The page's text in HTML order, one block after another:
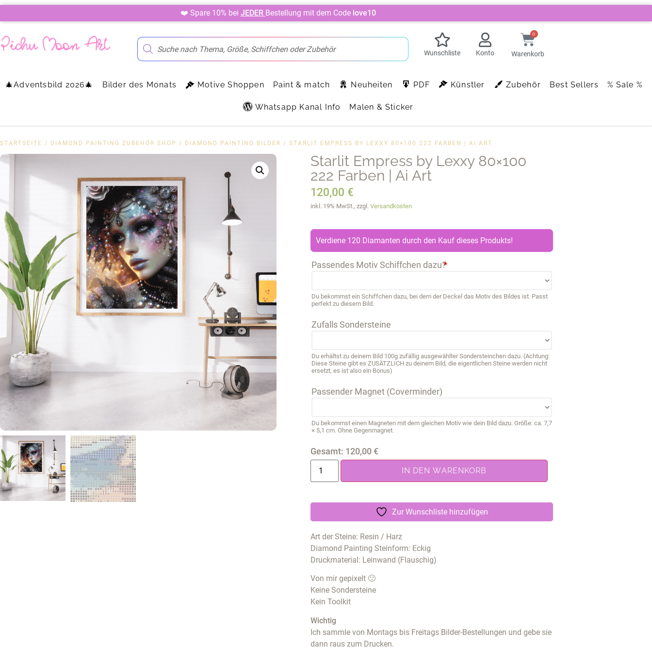
❤️ Spare 10% bei JEDER Bestellung mit dem Code love10
Wunschliste Konto
0
Warenkorb
🎄Adventsbild 2026🎄 Bilder des Monats Motive Shoppen Paint & match Neuheiten PDF Künstler Zubehör Best Sellers % Sale %
Whatsapp Kanal Info Malen & Sticker
STARTSEITE / DIAMOND PAINTING ZUBEHÖR SHOP / DIAMOND PAINTING BILDER / STARLIT EMPRESS BY LEXXY 80×100 222 FARBEN | AI ART
Starlit Empress by Lexxy 80×100
222 Farben | Ai Art
120,00 €
inkl. 19% MwSt., zzgl. Versandkosten
Verdiene 120 Diamanten durch den Kauf dieses Produkts!
Passendes Motiv Schiffchen dazu?*
Du bekommst ein Schiffchen dazu, bei dem der Deckel das Motiv des Bildes ist. Passt
perfekt zu diesem Bild.
Zufalls Sondersteine
Du erhältst zu deinem Bild 100g zufällig ausgewählter Sondersteinchen dazu. (Achtung:
Diese Steine gibt es ZUSÄTZLICH zu deinem Bild, die eigentlichen Steine werden nicht
ersetzt, es ist also ein Bonus)
Passender Magnet (Coverminder)
Du bekommst einen Magneten mit dem gleichen Motiv wie dein Bild dazu. Größe: ca. 7,7
× 5,1 cm. Ohne Gegenmagnet.
Gesamt: 120,00 €
IN DEN WARENKORB
Zur Wunschliste hinzufügen
Art der Steine: Resin / Harz
Diamond Painting Steinform: Eckig
Druckmaterial: Leinwand (Flauschig)
Von mir gepixelt 🙂
Keine Sondersteine
Kein Toolkit
Wichtig
Ich sammle von Montags bis Freitags Bilder-Bestellungen und gebe sie
dann raus zum Drucken.